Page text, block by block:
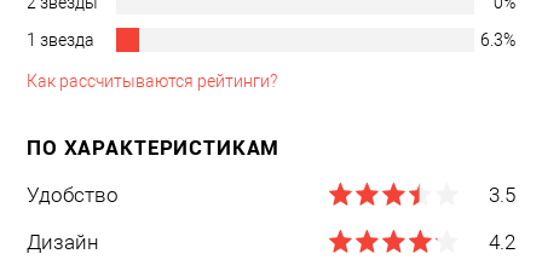
1 звезда
6.3%
Как рассчитываются рейтинги?
ПО ХАРАКТЕРИСТИКАМ
Удобство
3.5
Дизайн
4.2